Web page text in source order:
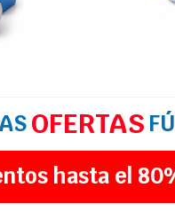
OFERTAS
hasta el